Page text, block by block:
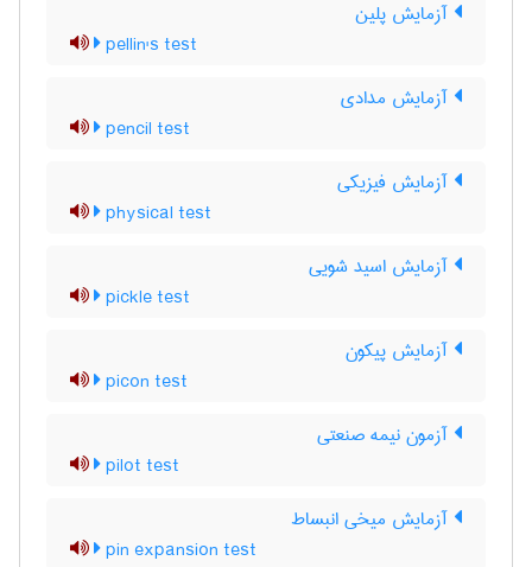
آزمایش پلین
pellin's test
آزمایش مدادی
pencil test
آزمایش فیزیکی
physical test
آزمایش اسید شویی
pickle test
آزمایش پیکون
picon test
آزمون نیمه صنعتی
pilot test
آزمایش میخی انبساط
pin expansion test